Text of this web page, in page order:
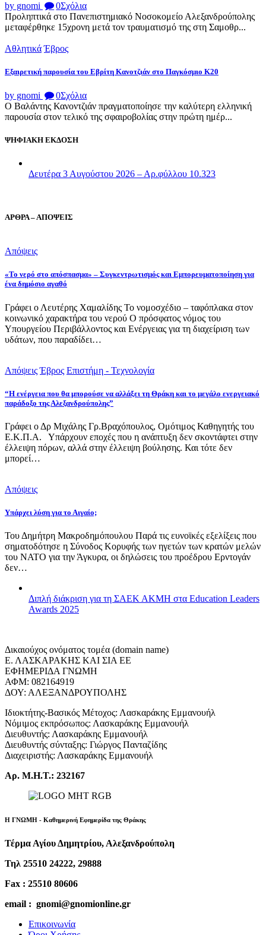
by gnomi 0Σχόλια
Προληπτικά στο Πανεπιστημιακό Νοσοκομείο Αλεξανδρούπολης
μεταφέρθηκε 15χρονη μετά τον τραυματισμό της στη Σαμοθρ...
Αθλητικά Έβρος
Εξαιρετική παρουσία του Εβρίτη Κανοτζιάν στο Παγκόσμιο Κ20
by gnomi 0Σχόλια
Ο Βαλάντης Κανοντζιάν πραγματοποίησε την καλύτερη ελληνική
παρουσία στον τελικό της σφαιροβολίας στην πρώτη ημέρ...
ΨΗΦΙΑΚΗ ΕΚΔΟΣΗ
Δευτέρα 3 Αυγούστου 2026 – Αρ.φύλλου 10.323
ΑΡΘΡΑ – ΑΠΟΨΕΙΣ
Απόψεις
«Το νερό στο απόσπασμα» – Συγκεντρωτισμός και Εμπορευματοποίηση για
ένα δημόσιο αγαθό
Γράφει ο Λευτέρης Χαμαλίδης Το νομοσχέδιο – ταφόπλακα στον
κοινωνικό χαρακτήρα του νερού Ο πρόσφατος νόμος του
Υπουργείου Περιβάλλοντος και Ενέργειας για τη διαχείριση των
υδάτων, που παραδίδει…
Απόψεις Έβρος Επιστήμη - Τεχνολογία
“Η ενέργεια που θα μπορούσε να αλλάξει τη Θράκη και το μεγάλο ενεργειακό
παράδοξο της Αλεξανδρούπολης”
Γράφει ο Δρ Μιχάλης Γρ.Βραχόπουλος, Ομότιμος Καθηγητής του
Ε.Κ.Π.Α. Υπάρχουν εποχές που η ανάπτυξη δεν σκοντάφτει στην
έλλειψη πόρων, αλλά στην έλλειψη βούλησης. Και τότε δεν
μπορεί…
Απόψεις
Υπάρχει λύση για το Αιγαίο;
Του Δημήτρη Μακροδημόπουλου Παρά τις ευνοϊκές εξελίξεις που
σηματοδότησε η Σύνοδος Κορυφής των ηγετών των κρατών μελών
του ΝΑΤΟ για την Άγκυρα, οι δηλώσεις του προέδρου Ερντογάν
δεν…
Διπλή διάκριση για τη ΣΑΕΚ ΑΚΜΗ στα Education Leaders
Awards 2025
Δικαιούχος ονόματος τομέα (domain name)
Ε. ΛΑΣΚΑΡΑΚΗΣ ΚΑΙ ΣΙΑ ΕΕ
ΕΦΗΜΕΡΙΔΑ ΓΝΩΜΗ
ΑΦΜ: 082164919
ΔΟΥ: ΑΛΕΞΑΝΔΡΟΥΠΟΛΗΣ
Ιδιοκτήτης-Βασικός Μέτοχος: Λασκαράκης Εμμανουήλ
Νόμιμος εκπρόσωπος: Λασκαράκης Εμμανουήλ
Διευθυντής: Λασκαράκης Εμμανουήλ
Διευθυντής σύνταξης: Γιώργος Πανταζίδης
Διαχειριστής: Λασκαράκης Εμμανουήλ
Αρ. Μ.Η.Τ.: 232167
Η ΓΝΩΜΗ - Καθημερινή Εφημερίδα της Θράκης
Τέρμα Αγίου Δημητρίου, Αλεξανδρούπολη
Τηλ 25510 24222, 29888
Fax : 25510 80606
email : gnomi@gnomionline.gr
Επικοινωνία